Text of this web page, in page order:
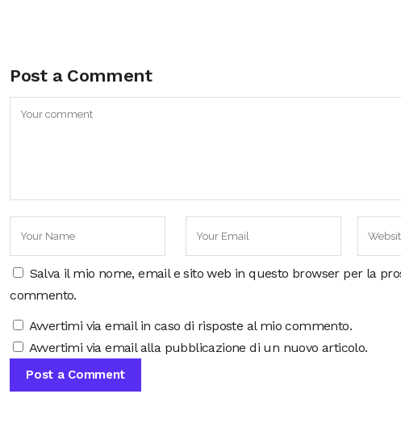
Post a Comment
Salva il mio nome, email e sito web in questo browser per la
commento.
Avvertimi via email in caso di risposte al mio commento.
Avvertimi via email alla pubblicazione di un nuovo articolo.